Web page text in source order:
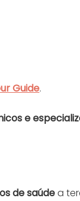
Guide.
e
de saúdea